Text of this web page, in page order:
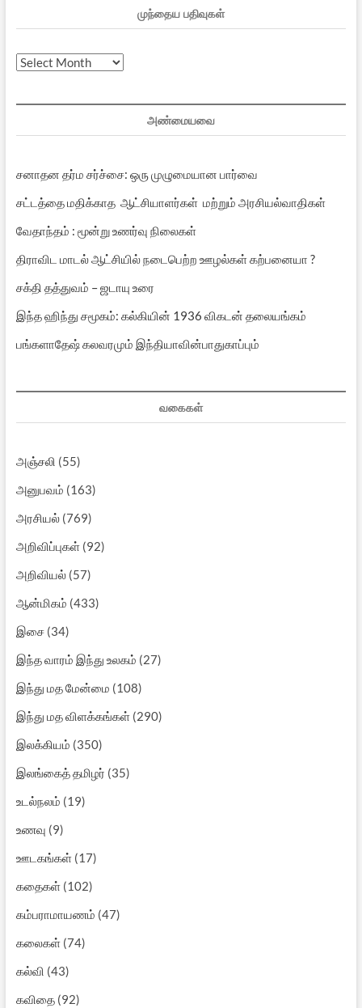
முந்தைய பதிவுகள்
முந்தைய
அண்மையவை
சனாதன தர்ம சர்ச்சை: ஒரு முழுமையான பார்வை
சட்டத்தை மதிக்காத ஆட்சியாளர்கள் மற்றும் அரசியல்வாதிகள்
வேதாந்தம் : மூன்று உணர்வு நிலைகள்
திராவிட மாடல் ஆட்சியில் நடைபெற்ற ஊழல்கள் கற்பனையா ?
சக்தி தத்துவம் – ஜடாயு உரை
இந்த ஹிந்து சமூகம்: கல்கியின் 1936 விகடன் தலையங்கம்
பங்களாதேஷ் கலவரமும் இந்தியாவின்பாதுகாப்பும்
வகைகள்
அஞ்சலி (55)
அனுபவம் (163)
அரசியல்(769)
அறிவிப்புகள்(92)
அறிவியல்(57)
ஆன்மிகம் (433)
இசை(34)
இந்த வாரம் இந்து உலகம் (27)
இந்து மத மேன்மை (108)
இந்து மத விளக்கங்கள்(290)
இலக்கியம் (350)
இலங்கைத் தமிழர் (35)
உடல்நலம் (19)
உணவு (9)
ஊடகங்கள்(17)
கதைகள்(102)
கம்பராமாயணம் (47)
கலைகள்(74)
கல்வி (43)
கவிதை(92)